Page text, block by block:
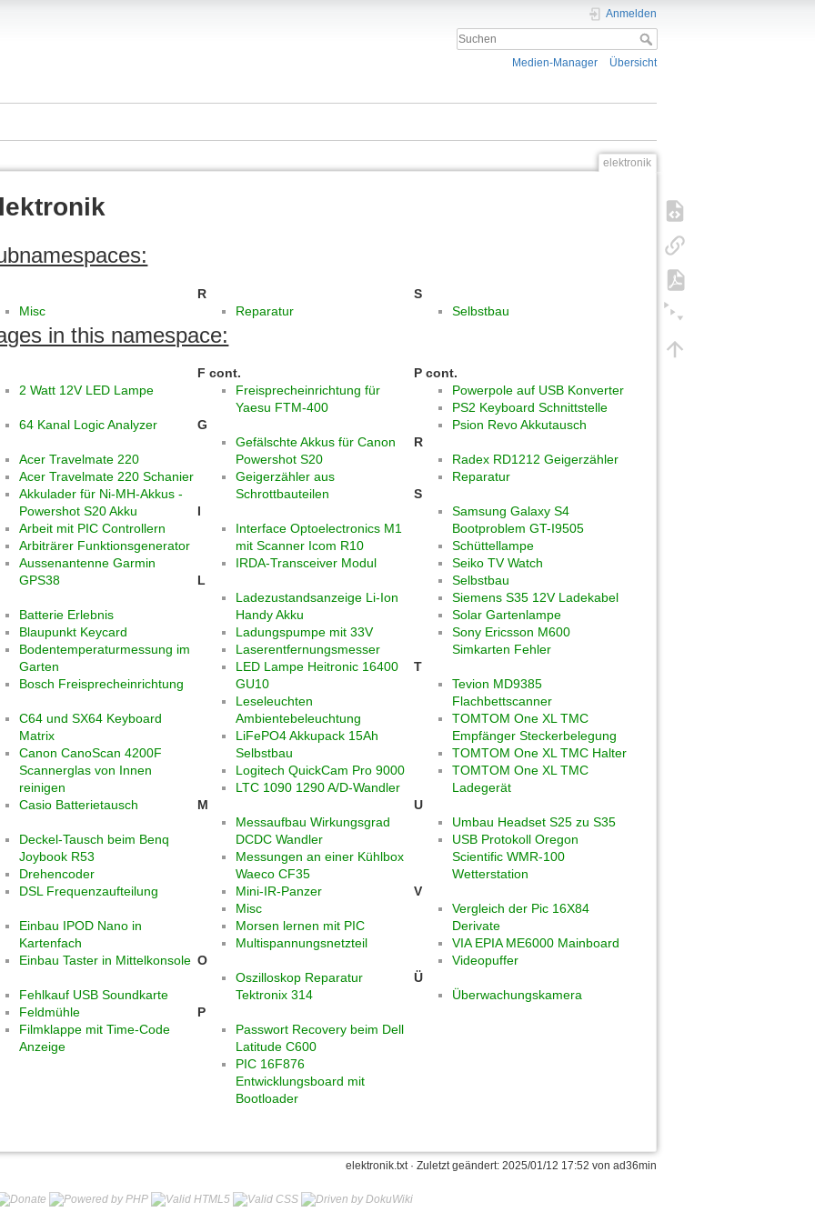
Anmelden
Medien-Manager Übersicht
elektronik
Misc
R
Reparatur
S
Selbstbau
in this namespace:
2 Watt 12V LED Lampe
64 Kanal Logic Analyzer
Acer Travelmate 220
Acer Travelmate 220 Schanier
Akkulader für Ni-MH-Akkus -
Powershot S20 Akku
Arbeit mit PIC Controllern
Arbiträrer Funktionsgenerator
Aussenantenne Garmin
GPS38
Batterie Erlebnis
Blaupunkt Keycard
Bodentemperaturmessung im
Garten
Bosch Freisprecheinrichtung
C64 und SX64 Keyboard
Matrix
Canon CanoScan 4200F
Scannerglas von Innen
reinigen
Casio Batterietausch
Deckel-Tausch beim Benq
Joybook R53
Drehencoder
DSL Frequenzaufteilung
Einbau IPOD Nano in
Kartenfach
Einbau Taster in Mittelkonsole
Fehlkauf USB Soundkarte
Feldmühle
Filmklappe mit Time-Code
Anzeige
F cont.
Freisprecheinrichtung für
Yaesu FTM-400
G
Gefälschte Akkus für Canon
Powershot S20
Geigerzähler aus
Schrottbauteilen
I
Interface Optoelectronics M1
mit Scanner Icom R10
IRDA-Transceiver Modul
L
Ladezustandsanzeige Li-Ion
Handy Akku
Ladungspumpe mit 33V
Laserentfernungsmesser
LED Lampe Heitronic 16400
GU10
Leseleuchten
Ambientebeleuchtung
LiFePO4 Akkupack 15Ah
Selbstbau
Logitech QuickCam Pro 9000
LTC 1090 1290 A/D-Wandler
M
Messaufbau Wirkungsgrad
DCDC Wandler
Messungen an einer Kühlbox
Waeco CF35
Mini-IR-Panzer
Misc
Morsen lernen mit PIC
Multispannungsnetzteil
O
Oszilloskop Reparatur
Tektronix 314
P
Passwort Recovery beim Dell
Latitude C600
PIC 16F876
Entwicklungsboard mit
Bootloader
P cont.
Powerpole auf USB Konverter
PS2 Keyboard Schnittstelle
Psion Revo Akkutausch
R
Radex RD1212 Geigerzähler
Reparatur
S
Samsung Galaxy S4
Bootproblem GT-I9505
Schüttellampe
Seiko TV Watch
Selbstbau
Siemens S35 12V Ladekabel
Solar Gartenlampe
Sony Ericsson M600
Simkarten Fehler
T
Tevion MD9385
Flachbettscanner
TOMTOM One XL TMC
Empfänger Steckerbelegung
TOMTOM One XL TMC Halter
TOMTOM One XL TMC
Ladegerät
U
Umbau Headset S25 zu S35
USB Protokoll Oregon
Scientific WMR-100
Wetterstation
V
Vergleich der Pic 16X84
Derivate
VIA EPIA ME6000 Mainboard
Videopuffer
Ü
Überwachungskamera
elektronik.txt· Zuletzt geändert: 2025/01/12 17:52 von ad36min